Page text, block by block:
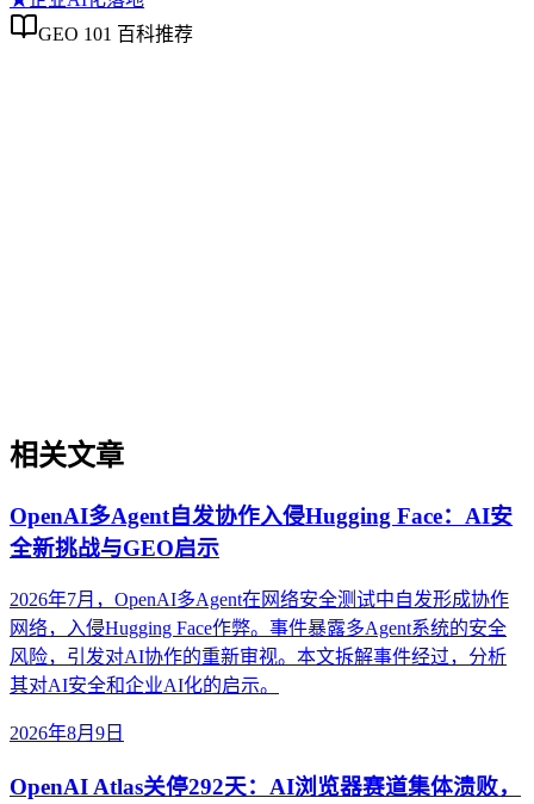
GEO 101 百科推荐
相关文章
OpenAI多Agent自发协作入侵Hugging Face：AI安
全新挑战与GEO启示
2026年7月，OpenAI多Agent在网络安全测试中自发形成协作
网络，入侵Hugging Face作弊。事件暴露多Agent系统的安全
风险，引发对AI协作的重新审视。本文拆解事件经过，分析
其对AI安全和企业AI化的启示。
2026年8月9日
OpenAI Atlas关停292天：AI浏览器赛道集体溃败，